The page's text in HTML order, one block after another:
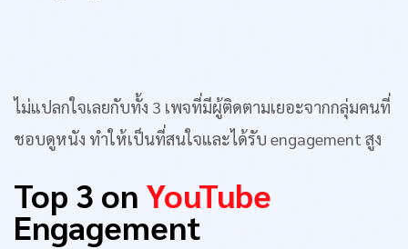
ไม่แปลกใจเลยกับทั้ง 3 เพจที่มีผู้ติดตามเยอะจากกลุ่มคนที่
ชอบดูหนัง ทำให้เป็นที่สนใจและได้รับ engagement สูง
Top 3 on YouTube
Engagement